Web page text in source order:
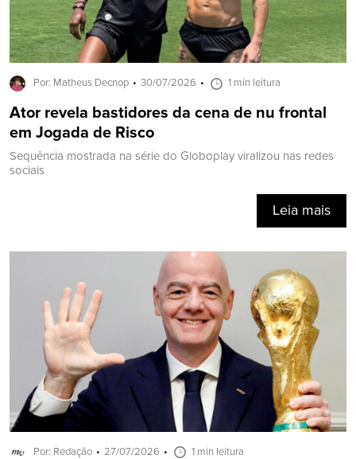
Por: Matheus Decnop 30/07/2026 1 min leitura
Ator revela bastidores da cena de nu frontal
em Jogada de Risco
Sequência mostrada na série do Globoplay viralizou nas redes
sociais
Leia mais
Por: Redação 27/07/2026 1 min leitura